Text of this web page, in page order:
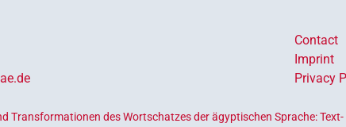
Contact
Imprint
Privacy
Transformationen des Wortschatzes der ägyptischen Sprache: Text-